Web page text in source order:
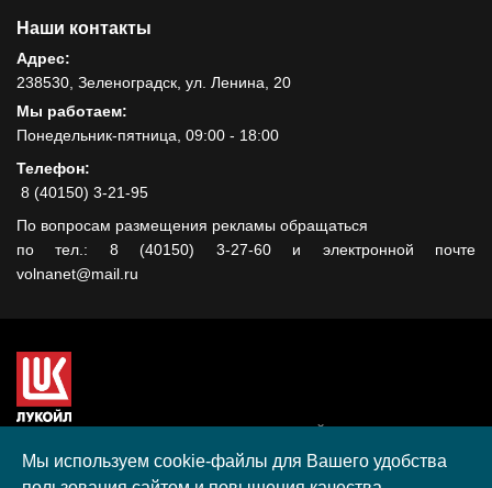
Наши контакты
Адрес:
238530, Зеленоградск, ул. Ленина, 20
Мы работаем:
Понедельник-пятница, 09:00 - 18:00
Телефон:
8 (40150) 3-21-95
По вопросам размещения рекламы обращаться
по тел.: 8 (40150) 3-27-60 и электронной почте
volnanet@mail.ru
гранта, полученного в рамках XIII Конкурса социальных и
культурных проектов ПАО "ЛУКОЙЛ" на территории
Мы используем cookie-файлы для Вашего удобства